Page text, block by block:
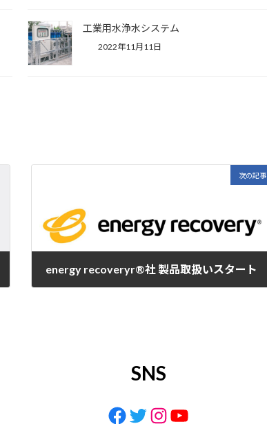
工業用水浄水システム
2022年11月11日
次の記事
energy recoveryr®社 製品取扱いスタート
SNS
Facebook
Twitter
Instagram
YouTube